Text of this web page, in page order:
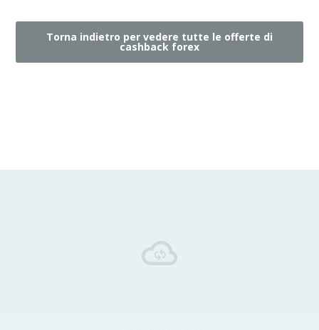
Torna indietro per vedere tutte le offerte di
cashback forex